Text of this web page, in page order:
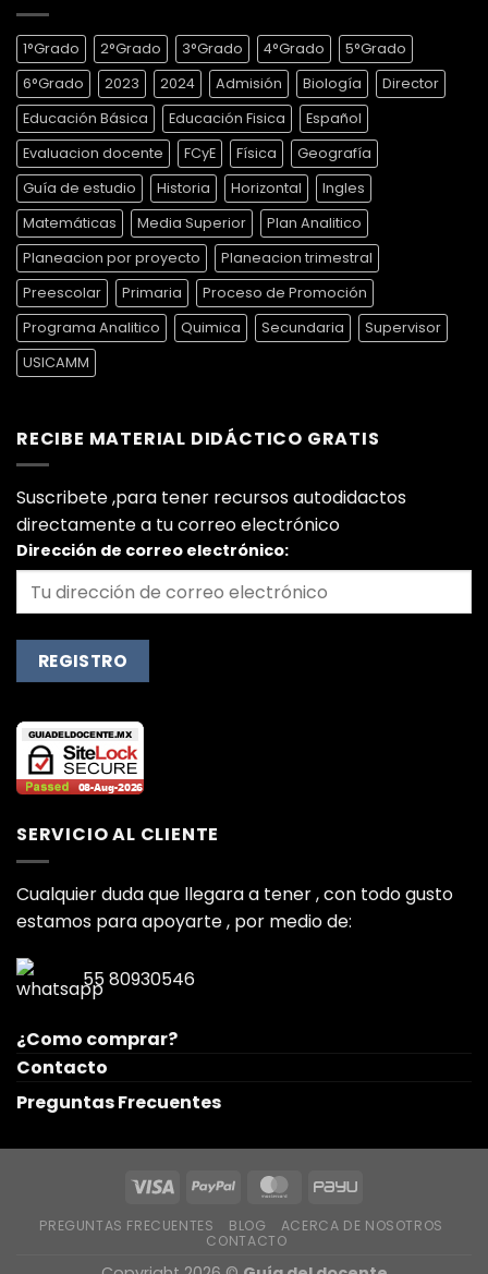
1°Grado 2°Grado 3°Grado 4°Grado
5°Grado
6°Grado
2023 2024 Admisión Biología
Director
Educación Básica
Educación Fisica
Español
Evaluacion docente
FCyE Física
Geografía
Guía de estudio
Historia Horizontal
Ingles
Matemáticas
Media Superior
Plan Analitico
Planeacion por proyecto
Planeacion trimestral
Preescolar
Primaria
Proceso de Promoción
Programa Analitico
Quimica Secundaria
Supervisor
USICAMM
RECIBE MATERIAL DIDÁCTICO GRATIS
Suscribete ,para tener recursos autodidactos
directamente a tu correo electrónico
Dirección de correo electrónico:
SERVICIO AL CLIENTE
Cualquier duda que llegara a tener , con todo gusto
estamos para apoyarte , por medio de:
55 80930546
¿Como comprar?
Contacto
Preguntas Frecuentes
PREGUNTAS FRECUENTES BLOG
ACERCA DE NOSOTROS
CONTACTO